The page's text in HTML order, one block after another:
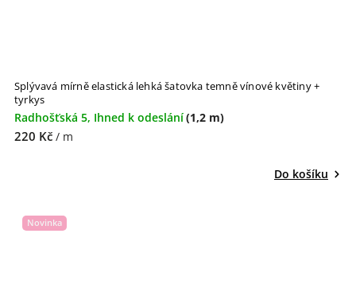
Splývavá mírně elastická lehká šatovka temně vínové květiny +
tyrkys
Radhošťská 5, Ihned k odeslání(1,2 m)
220 Kč / m
Do košíku
Novinka